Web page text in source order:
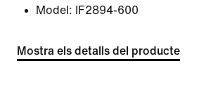
Model:
IF2894-600
Mostra els detalls del producte